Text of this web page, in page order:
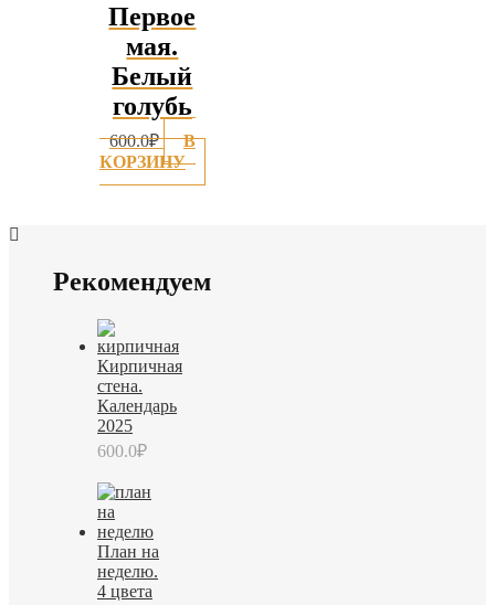
Первое
мая.
Белый
голубь
600.0₽
В
КОРЗИНУ
Рекомендуем
Кирпичная
стена.
Календарь
2025
600.0₽
План на
неделю.
4 цвета